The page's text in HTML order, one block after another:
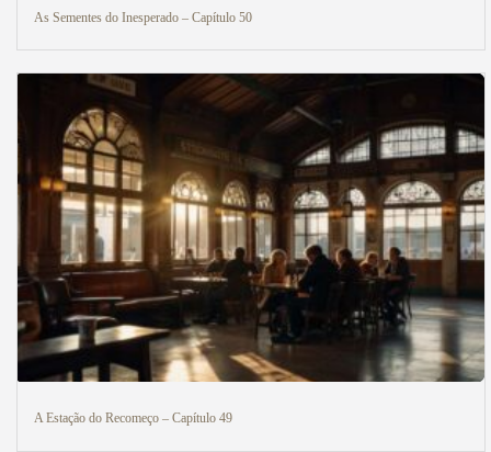
As Sementes do Inesperado – Capítulo 50
A Estação do Recomeço – Capítulo 49